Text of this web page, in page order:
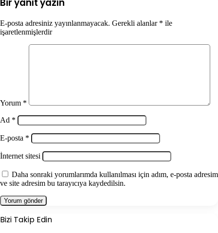
Bir yanıt yazın
E-posta adresiniz yayınlanmayacak. Gerekli alanlar * ile
işaretlenmişlerdir
Yorum *
Ad *
E-posta *
İnternet sitesi
Daha sonraki yorumlarımda kullanılması için adım, e-posta adresim
ve site adresim bu tarayıcıya kaydedilsin.
Bizi Takip Edin